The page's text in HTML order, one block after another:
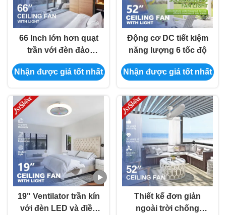
66 Inch lớn hơn quạt
trần với đèn đảo
ngược âm thầm động
cơ DC aBS Blade
Nhận được giá tốt nhất
Động cơ DC tiết kiệm
năng lượng 6 tốc độ
Nhận được giá tốt nhất
19" Ventilator trần kín
với đèn LED và điều
Thiết kế đơn giản
ngoài trời chống